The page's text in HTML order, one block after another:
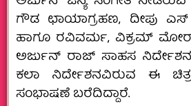
ಗೌಡ ಛಾಯಾಗ್ರಹಣ, ದೀಪು
ಹಾಗೂ ರವಿವರ್ಮ, ವಿಕ್ರಮ್
ಅರ್ಜುನ್ ರಾಜ್ ಸಾಹಸ
ಕಲಾ ನಿರ್ದೇಶನವಿರುವ ಈ
ಸಂಭಾಷಣೆ ಬರೆದಿದ್ದಾರೆ.